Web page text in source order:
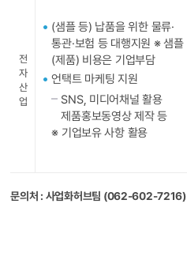
전
자
산
업
(샘플 등) 납품을 위한 물류·
통관·보험 등 대행지원 ※ 샘플
(제품) 비용은 기업부담
언택트 마케팅 지원
SNS, 미디어채널 활용
제품홍보동영상 제작 등
※ 기업보유 사항 활용
문의처 : 사업화허브팀 (062-602-7216)